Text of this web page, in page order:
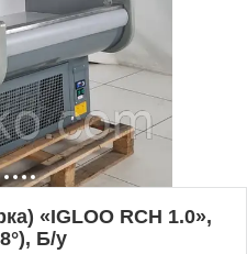
«IGLOO RCH 1.0»,
Б/у